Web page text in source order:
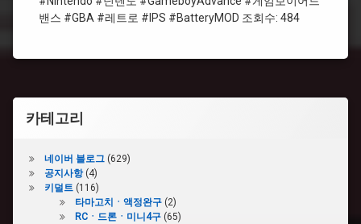
밴스 #GBA #레트로 #IPS #BatteryMOD 조회수: 484
#IPS
#GameboyAdvance
카테고리
네이버 블로그(629)
공지사항(4)
키덜트(116)
타마고치ㆍ액정완구(2)
RCㆍ드론ㆍ미니4구(65)